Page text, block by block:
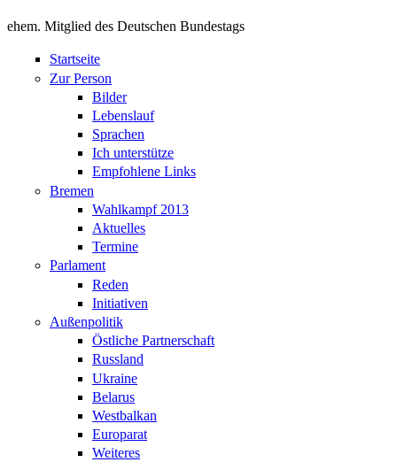
ehem. Mitglied des Deutschen Bundestags
Startseite
Zur Person
Bilder
Lebenslauf
Sprachen
Ich unterstütze
Empfohlene Links
Bremen
Wahlkampf 2013
Aktuelles
Termine
Parlament
Reden
Initiativen
Außenpolitik
Östliche Partnerschaft
Russland
Ukraine
Belarus
Westbalkan
Europarat
Weiteres